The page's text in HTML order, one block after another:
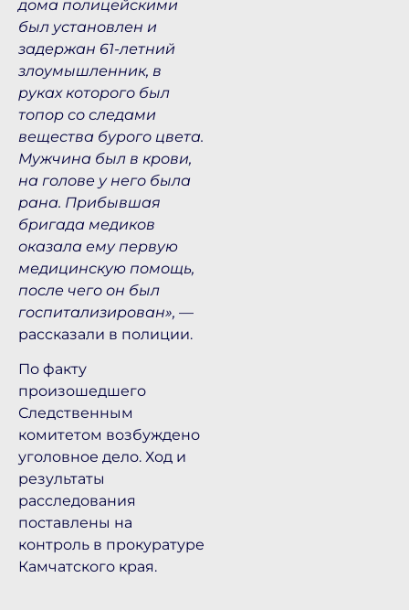
дома полицейскими
был установлен и
задержан 61-летний
злоумышленник, в
руках которого был
топор со следами
вещества бурого цвета.
Мужчина был в крови,
на голове у него была
рана. Прибывшая
бригада медиков
оказала ему первую
медицинскую помощь,
после чего он был
госпитализирован», —
рассказали в полиции.
По факту
произошедшего
Следственным
комитетом возбуждено
уголовное дело. Ход и
результаты
расследования
поставлены на
контроль в прокуратуре
Камчатского края.